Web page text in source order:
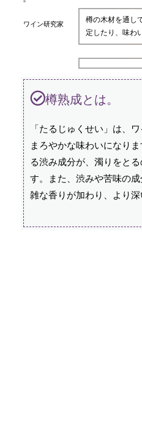
ワイン研究家
樽の木材を通し
定したり、味わ
樽熟成とは。
「たるじゅくせい」は、
まろやかな味わいになり
る渋み成分が、濁りをと
す。また、渋みや苦味の
雑な香りが加わり、より深